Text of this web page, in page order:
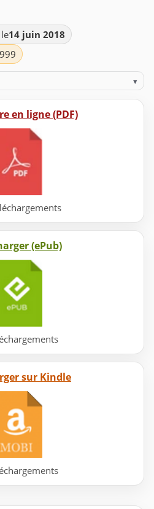
14 juin 2018
▾
en ligne (PDF)
(ePub)
sur Kindle